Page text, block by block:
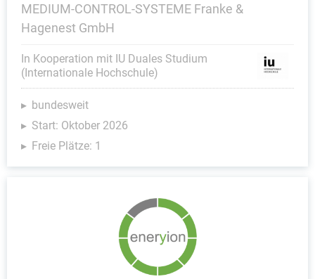
MEDIUM-CONTROL-SYSTEME Franke &
Hagenest GmbH
In Kooperation mit IU Duales Studium
(Internationale Hochschule)
bundesweit
Start: Oktober 2026
Freie Plätze: 1